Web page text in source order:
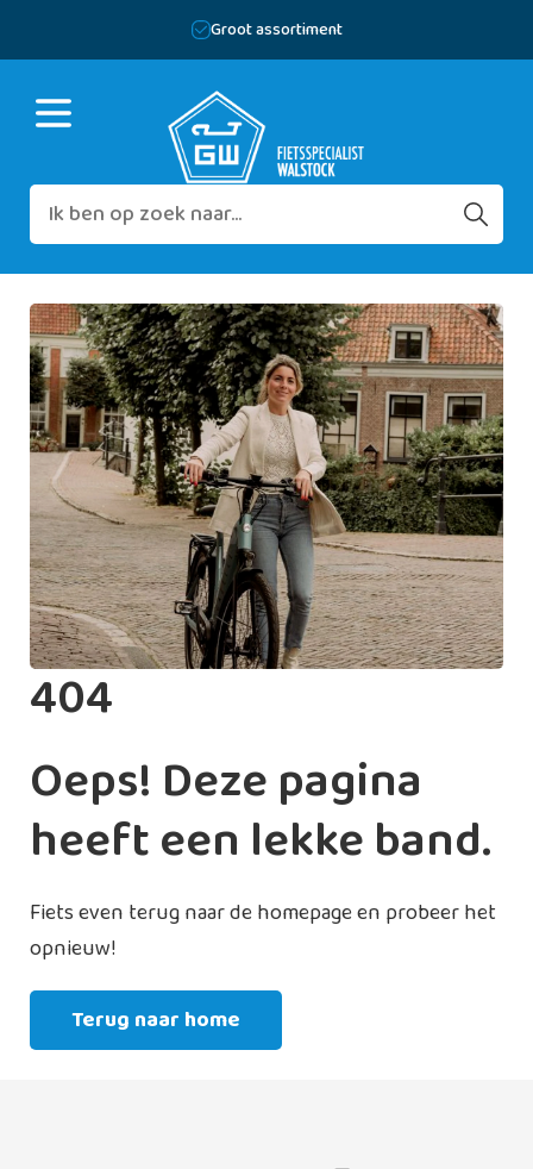
Groot assortiment
404
Oeps! Deze pagina
heeft een lekke band.
Fiets even terug naar de homepage en probeer het
opnieuw!
Terug naar home